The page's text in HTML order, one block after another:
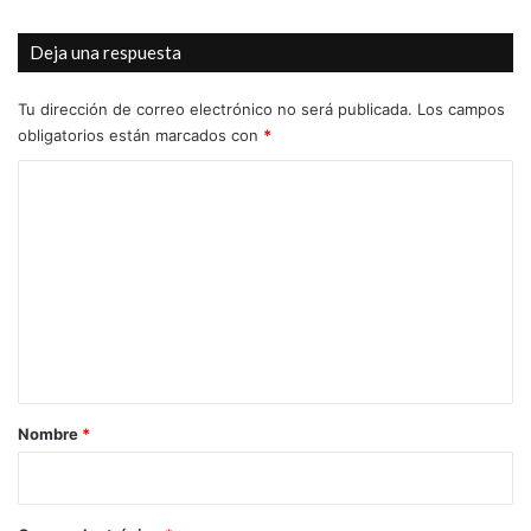
undécima
edición
ARTenBITRIR
Deja una respuesta
Tu dirección de correo electrónico no será publicada. Los campos
obligatorios están marcados con *
r
Nombre *